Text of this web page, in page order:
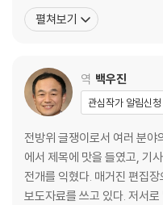
16 하이퍼스케일, 무한한 확장의
19 마지막 남은 숙제, 전력
20 지구상에서 가장 중요한 주식
21 사람들을 팬으로 만드는 사람,
22 두려움, AI를 둘러싼 이중 잣
23 생각하는 기계
만 했다. 탐사 보도 전문 기자
밀한 자료 준비와 송곳 같은
졸업하고, 컬럼비아 대학교
펼쳐보기
역 백우진
관심작가 알림신청
전방위 글쟁이로서 여러 분야
에서 제목에 맛을 들였고, 기
전개를 익혔다. 매거진 편집
보도자료를 쓰고 있다. 저서로